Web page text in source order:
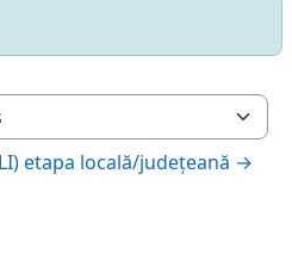
etapa locală/județeană →